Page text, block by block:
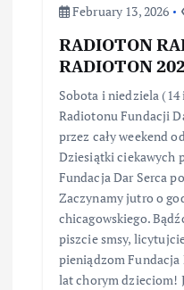
February 13, 2026
RADIOTON
RADIOTON
Sobota i niedziela
Radiotonu Fundacji
przez cały weekend
Dziesiątki ciekawych
Fundacja Dar Serca
Zaczynamy jutro o
chicagowskiego.
piszcie smsy,
pieniądzom Fundacja
lat chorym dzieciom!